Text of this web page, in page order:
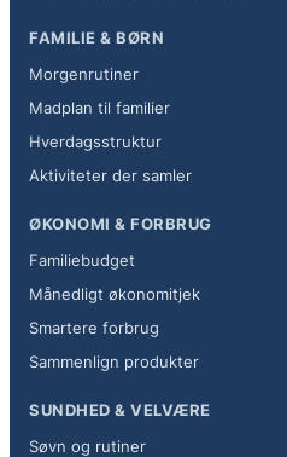
FAMILIE & BØRN
Morgenrutiner
Madplan til familier
Hverdagsstruktur
Aktiviteter der samler
ØKONOMI & FORBRUG
Familiebudget
Månedligt økonomitjek
Smartere forbrug
Sammenlign produkter
SUNDHED & VELVÆRE
Søvn og rutiner